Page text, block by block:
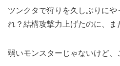
ツンクタで狩りを久しぶりに
れ？結構攻撃力上げたのに、ま
弱いモンスターじゃないけど、